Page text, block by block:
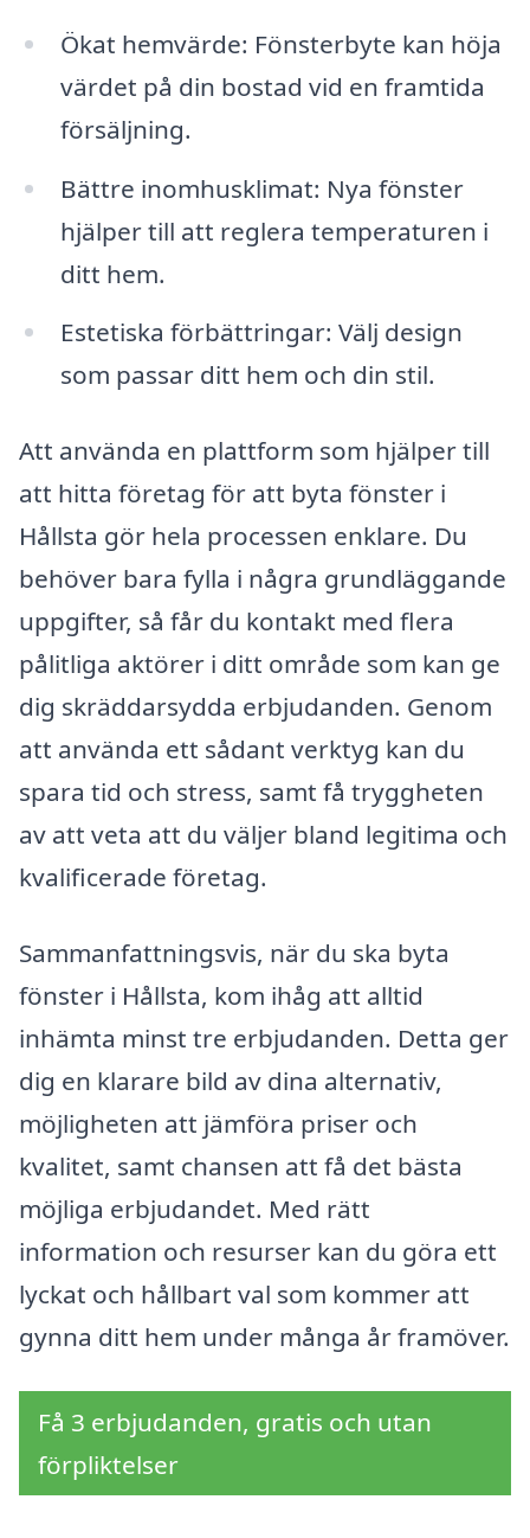
Ökat hemvärde: Fönsterbyte kan höja
värdet på din bostad vid en framtida
försäljning.
Bättre inomhusklimat: Nya fönster
hjälper till att reglera temperaturen i
ditt hem.
Estetiska förbättringar: Välj design
som passar ditt hem och din stil.
Att använda en plattform som hjälper till
att hitta företag för att byta fönster i
Hållsta gör hela processen enklare. Du
behöver bara fylla i några grundläggande
uppgifter, så får du kontakt med flera
pålitliga aktörer i ditt område som kan ge
dig skräddarsydda erbjudanden. Genom
att använda ett sådant verktyg kan du
spara tid och stress, samt få tryggheten
av att veta att du väljer bland legitima och
kvalificerade företag.
Sammanfattningsvis, när du ska byta
fönster i Hållsta, kom ihåg att alltid
inhämta minst tre erbjudanden. Detta ger
dig en klarare bild av dina alternativ,
möjligheten att jämföra priser och
kvalitet, samt chansen att få det bästa
möjliga erbjudandet. Med rätt
information och resurser kan du göra ett
lyckat och hållbart val som kommer att
gynna ditt hem under många år framöver.
Få 3 erbjudanden, gratis och utan
förpliktelser